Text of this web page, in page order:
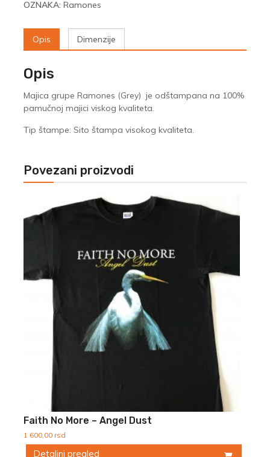
OZNAKA: Ramones
Opis Dimenzije
Opis
Majica grupe Ramones (Grey) je odštampana na 100%
pamučnoj majici viskog kvaliteta.
Tip štampe: Sito štampa visokog kvaliteta.
Povezani proizvodi
Faith No More – Angel Dust
1 600,00 rsd
Detaljni pregled